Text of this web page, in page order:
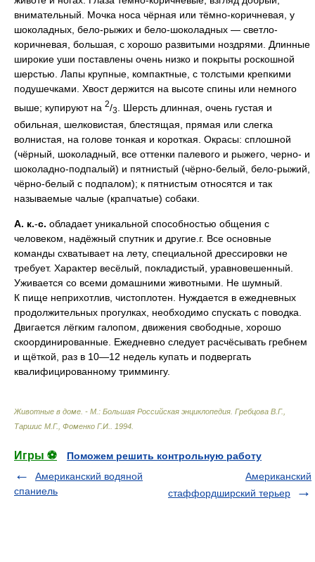
внимательный. Мочка носа чёрная или тёмно-коричневая, у
шоколадных, бело-рыжих и бело-шоколадных — светло-
коричневая, большая, с хорошо развитыми ноздрями. Длинные
широкие уши поставлены очень низко и покрыты роскошной
шерстью. Лапы крупные, компактные, с толстыми крепкими
подушечками. Хвост держится на высоте спины или немного
выше; купируют на 2/3
. Шерсть длинная, очень густая и
обильная, шелковистая, блестящая, прямая или слегка
волнистая, на голове тонкая и короткая. Окрасы: сплошной
(чёрный, шоколадный, все оттенки палевого и рыжего, черно- и
шоколадно-подпалый) и пятнистый (чёрно-белый, бело-рыжий,
чёрно-белый с подпалом); к пятнистым относятся и так
называемые чалые (крапчатые) собаки.
А. к.-с. обладает уникальной способностью общения с
человеком, надёжный спутник и другие.г. Все основные
команды схватывает на лету, специальной дрессировки не
требует. Характер весёлый, покладистый, уравновешенный.
Уживается со всеми домашними животными. Не шумный.
К пище неприхотлив, чистоплотен. Нуждается в ежедневных
продолжительных прогулках, необходимо спускать с поводка.
Двигается лёгким галопом, движения свободные, хорошо
скоординированные. Ежедневно следует расчёсывать гребнем
и щёткой, раз в 10—12 недель купать и подвергать
квалифицированному триммингу.
Животные в доме. - М.: Большая Российская энциклопедия. Гребцова В.Г.,
Таршис М.Г., Фоменко Г.И.. 1994.
Игры ⚽
Поможем решить контрольную работу
Американский водяной
спаниель
Американский
стаффордширский терьер